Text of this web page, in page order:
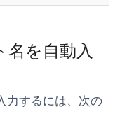
名を自動入
力するには、次の